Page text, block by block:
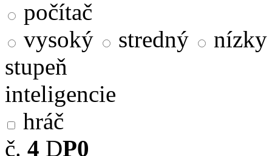
počítač
vysoký
stredný
nízky
stupeň
inteligencie
hráč
č. 4 DP0